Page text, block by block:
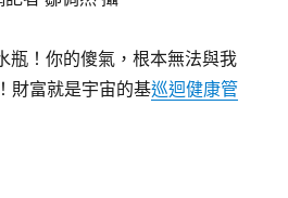
瓶！你的傻氣，根本無法與我
財富就是宇宙的基巡迴健康管